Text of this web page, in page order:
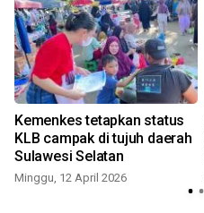
Kemenkes tetapkan status
KLB campak di tujuh daerah
Sulawesi Selatan
Minggu, 12 April 2026